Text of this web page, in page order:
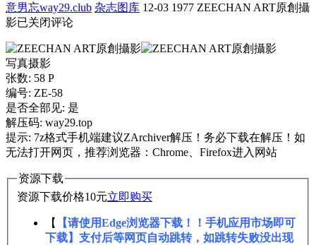
意男忘way29.club 杂志图库 12-03 1977 ZEECHAN ART原創攝
影已关闭评论
写真摄影
张数: 58 P
编号: ZE-58
是否全部见: 是
解压码: way29.top
提示: 7z格式手机端建议ZArchiver解压！务必下载在解压！如
无法打开网页，推荐浏览器：Chrome、Firefox进入网站
资源下载
资源下载价格10元立即购买
【
【请使用Edge浏览器下载！！手机应用市场即可
下载】支付后等网页自动跳转，如跳转失败没出现